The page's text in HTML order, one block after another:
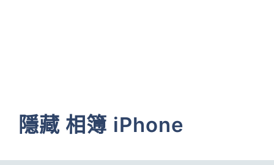
隱藏 相簿 iPhone